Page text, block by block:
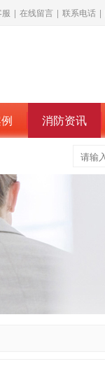
| 在线留言 | 联系电话 |
消防资讯